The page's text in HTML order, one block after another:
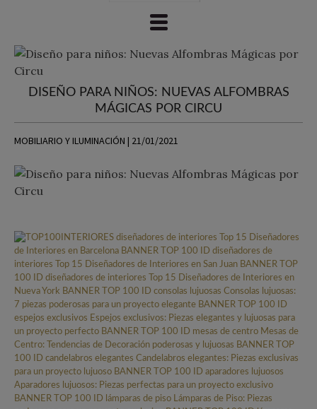
DISEÑO PARA NIÑOS: NUEVAS ALFOMBRAS
MÁGICAS POR CIRCU
MOBILIARIO Y ILUMINACIÓN | 21/01/2021